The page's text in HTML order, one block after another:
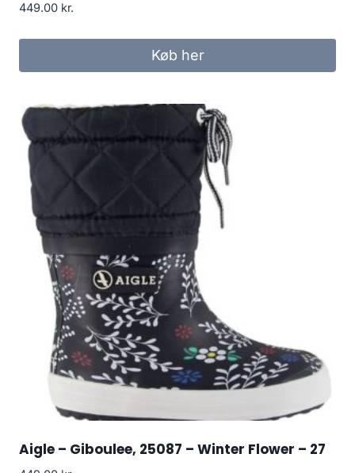
449.00 kr.
Køb her
Aigle – Giboulee, 25087 – Winter Flower – 27